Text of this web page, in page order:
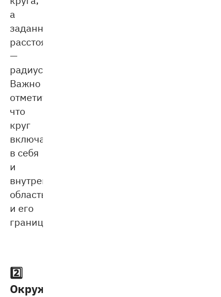
а
заданное
расстояние
—
радиусом.
Важно
отметить,
что
круг
включает
в себя
и
внутреннюю
область,
и его
границу.
2️⃣
Окружность